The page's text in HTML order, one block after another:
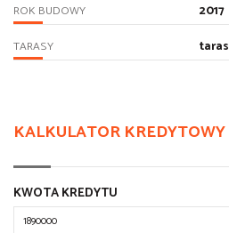
ROK BUDOWY 2017
TARASY taras
KALKULATOR KREDYTOWY
KWOTA KREDYTU